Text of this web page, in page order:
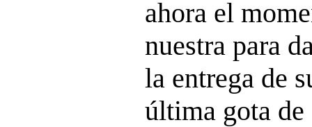
ahora el
nuestra para
la entrega de
última gota de